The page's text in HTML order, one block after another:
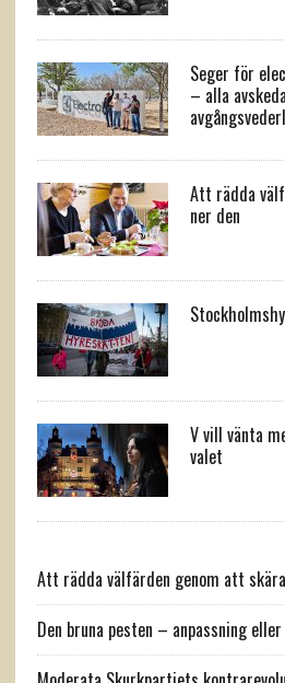
Seger för
– alla
Att rädda
ner den
V vill vänta
valet
Att rädda välfärden genom att
Den bruna pesten – anpassning